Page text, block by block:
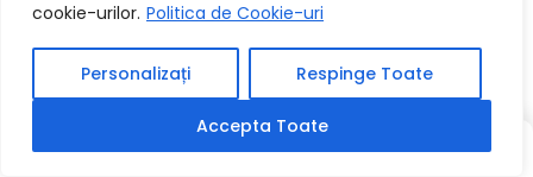
cookie-urilor. Politica de Cookie-uri
Personalizați Respinge Toate
Accepta Toate
Alegeți accesorii oricare sunt funcționale și
oricare vor fi utilizate în mod proportionat.
(*10*)